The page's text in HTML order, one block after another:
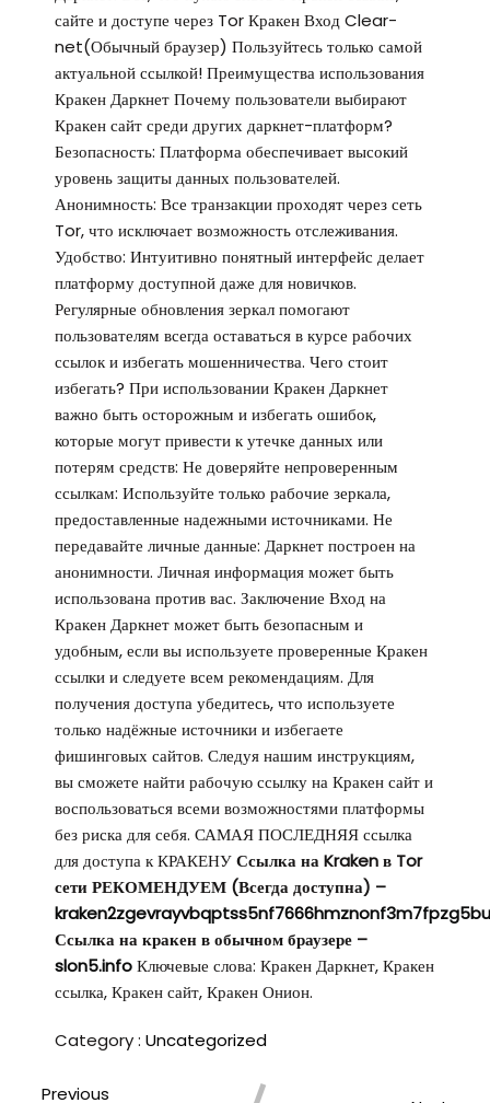
сайте и доступе через Tor Кракен Вход Clear-
net(Обычный браузер) Пользуйтесь только самой
актуальной ссылкой! Преимущества использования
Кракен Даркнет Почему пользователи выбирают
Кракен сайт среди других даркнет-платформ?
Безопасность: Платформа обеспечивает высокий
уровень защиты данных пользователей.
Анонимность: Все транзакции проходят через сеть
Tor, что исключает возможность отслеживания.
Удобство: Интуитивно понятный интерфейс делает
платформу доступной даже для новичков.
Регулярные обновления зеркал помогают
пользователям всегда оставаться в курсе рабочих
ссылок и избегать мошенничества. Чего стоит
избегать? При использовании Кракен Даркнет
важно быть осторожным и избегать ошибок,
которые могут привести к утечке данных или
потерям средств: Не доверяйте непроверенным
ссылкам: Используйте только рабочие зеркала,
предоставленные надежными источниками. Не
передавайте личные данные: Даркнет построен на
анонимности. Личная информация может быть
использована против вас. Заключение Вход на
Кракен Даркнет может быть безопасным и
удобным, если вы используете проверенные Кракен
ссылки и следуете всем рекомендациям. Для
получения доступа убедитесь, что используете
только надёжные источники и избегаете
фишинговых сайтов. Следуя нашим инструкциям,
вы сможете найти рабочую ссылку на Кракен сайт и
воспользоваться всеми возможностями платформы
без риска для себя. САМАЯ ПОСЛЕДНЯЯ ссылка
для доступа к КРАКЕНУСсылка на Kraken в Tor
сети РЕКОМЕНДУЕМ (Всегда доступна) –
Ссылка на кракен в обычном браузере –
slon5.infoКлючевые слова: Кракен Даркнет, Кракен
ссылка, Кракен сайт, Кракен Онион.
Category : Uncategorized
Previous